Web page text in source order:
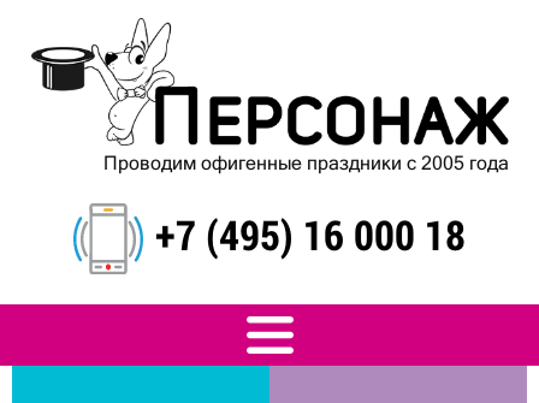
Проводим офигенные праздники с 2005 года
+7 (495) 16 000 18